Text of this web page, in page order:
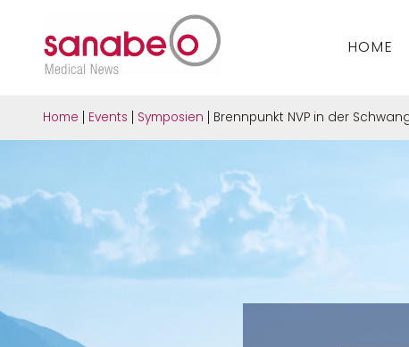
HOME
Home Events Symposien Brennpunkt NVP in der